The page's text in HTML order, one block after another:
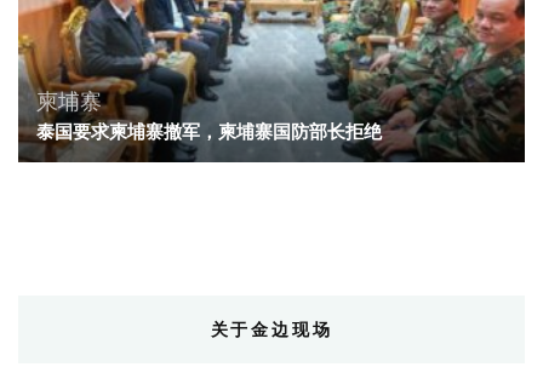
柬埔寨
泰国要求柬埔寨撤军，柬埔寨国防部长拒绝
关于金边现场